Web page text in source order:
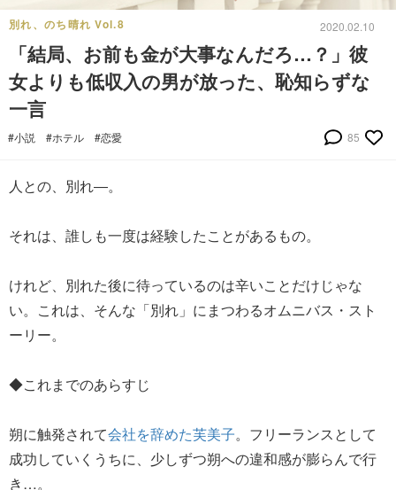
別れ、のち晴れ Vol.8 2020.02.10
「結局、お前も金が大事なんだろ…？」彼
女よりも低収入の男が放った、恥知らずな
一言
#小説 #ホテル #恋愛 85
人との、別れ―。
それは、誰しも一度は経験したことがあるもの。
けれど、別れた後に待っているのは辛いことだけじゃな
い。これは、そんな「別れ」にまつわるオムニバス・スト
ーリー。
◆これまでのあらすじ
朔に触発されて会社を辞めた芙美子。フリーランスとして
成功していくうちに、少しずつ朔への違和感が膨らんで行
き…。